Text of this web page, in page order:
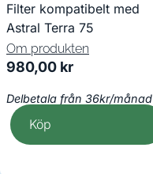
Filter kompatibelt med
Astral Terra 75
Om produkten
980,00 kr
Delbetala från 36kr/månad
Köp